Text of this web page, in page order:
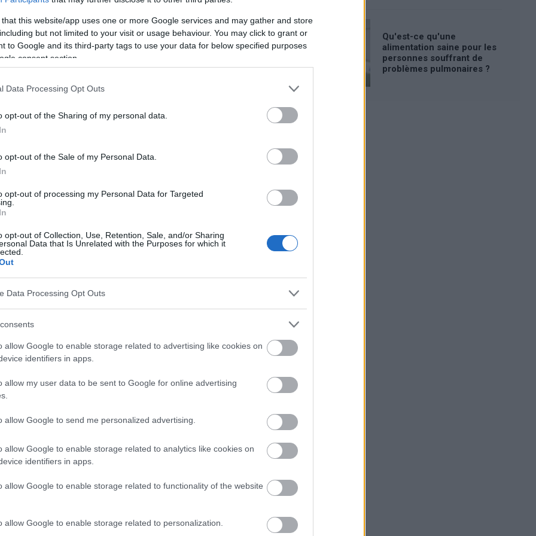
that this website/app uses one or more Google services and may gather and store
but not limited to your visit or usage behaviour. You may click to grant or
to Google and its third-party tags to use your data for below specified purposes
consent section.
Data Processing Opt Outs
opt-out of the Sharing of my personal data.
opt-out of the Sale of my Personal Data.
opt-out of processing my Personal Data for Targeted
opt-out of Collection, Use, Retention, Sale, and/or Sharing
Data that Is Unrelated with the Purposes for which it
Data Processing Opt Outs
allow Google to enable storage related to advertising like cookies on
identifiers in apps.
allow my user data to be sent to Google for online advertising
allow Google to send me personalized advertising.
allow Google to enable storage related to analytics like cookies on
identifiers in apps.
allow Google to enable storage related to functionality of the website
allow Google to enable storage related to personalization.
?
de la motivation
?
?
une difficulté à agir ou à poursuivre une
vie professionnelle ou personnelle. Elle peut se
de découragement et de manque d'énergie.
sentiment interne d'accablement, à un excès de
Quelle qu'en soit la cause, il est utile de
qui peut être modifié en utilisant les bonnes
tant physiques que psychologiques.Voici
Qu'est-ce qu'une
alimentation saine pour les
personnes souffrant de
problèmes pulmonaires ?